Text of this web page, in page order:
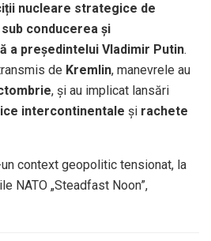
nucleare strategice de
sub conducerea și
a președintelui Vladimir Putin.
de Kremlin, manevrele au
, și au implicat lansări
intercontinentale și rachete
context geopolitic tensionat, la
NATO „Steadfast Noon”,